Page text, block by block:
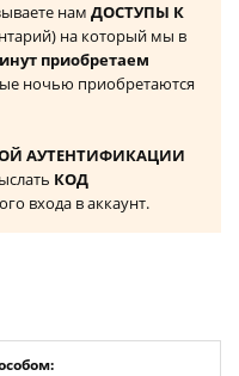
нам ДОСТУПЫ К
на который мы в
приобретаем
ночью приобретаются
АУТЕНТИФИКАЦИИ
КОД
входа в аккаунт.